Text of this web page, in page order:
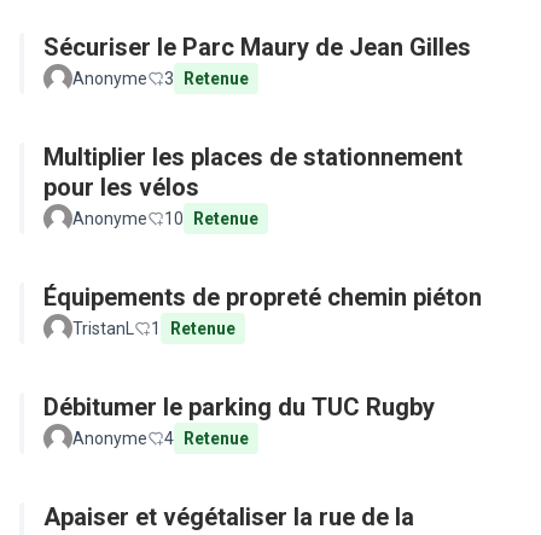
Sécuriser le Parc Maury de Jean Gilles
Anonyme 3 Retenue
Multiplier les places de stationnement
pour les vélos
Anonyme 10 Retenue
Équipements de propreté chemin piéton
TristanL 1 Retenue
Débitumer le parking du TUC Rugby
Anonyme 4 Retenue
Apaiser et végétaliser la rue de la